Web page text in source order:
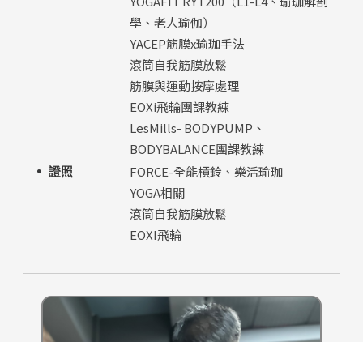
學、老人瑜伽）
YACEP筋膜x瑜珈手法
滾筒自我筋膜放鬆
筋膜與運動按摩處理
EOXi飛輪團課教練
LesMills- BODYPUMP、
BODYBALANCE團課教練
證照
FORCE-全能槓鈴、樂活瑜珈
YOGA相關
滾筒自我筋膜放鬆
EOXI飛輪